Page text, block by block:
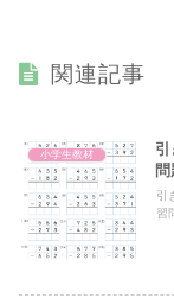
関連記事
小学生教材
引
習